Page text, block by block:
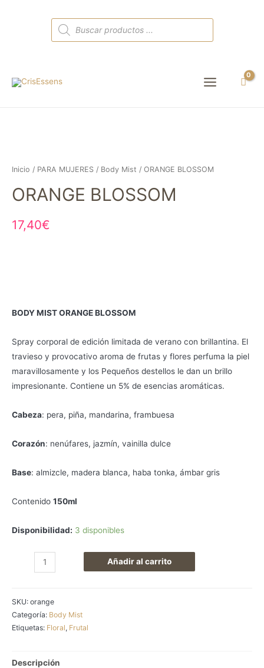
Búsqueda
de
productos
Main
Inicio / PARA MUJERES / Body Mist / ORANGE BLOSSOM
ORANGE BLOSSOM
17,40€
BODY MIST ORANGE BLOSSOM
Spray corporal de edición limitada de verano con brillantina. El
travieso y provocativo aroma de frutas y flores perfuma la piel
maravillosamente y los Pequeños destellos le dan un brillo
impresionante. Contiene un 5% de esencias aromáticas.
Cabeza: pera, piña, mandarina, frambuesa
Corazón: nenúfares, jazmín, vainilla dulce
Base: almizcle, madera blanca, haba tonka, ámbar gris
Contenido 150ml
Disponibilidad: 3 disponibles
ORANGE
BLOSSOM
Añadir al carrito
SKU: orange
Categoría: Body Mist
Etiquetas: Floral, Frutal
Descripción